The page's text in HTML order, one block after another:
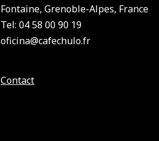
Fontaine, Grenoble-Alpes, France
Tel: 04 58 00 90 19
oficina@cafechulo.fr
Contact